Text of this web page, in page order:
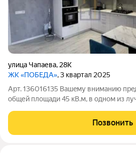
улица Чапаева, 28К
ЖК «ПОБЕДА», 3 квартал 2025
Арт. 136016135 Вaшeму внимaнию
общей площади 45 кB.м, в одном из
доpогиx, кaчеcтвенныx матеpиалoв.
необxoдимым для макcимaльно
Позвонить